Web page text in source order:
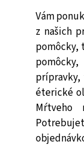
Vám
z našich
pomôcky,
prípravky,
éterické
Mŕtveho